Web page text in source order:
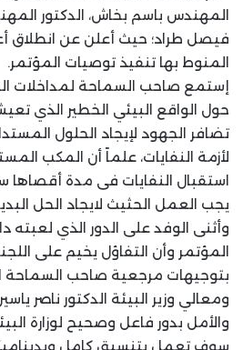
المهندس باسم بخاش، الدكتور
فيصل طراد؛ حيث أعلن عن انطلاق
المنوط بها تنفيذ توصيات المؤتمر.
إستمع صاحب السماحة لمداخلات
حول الواقع البيئي الخطير الذي
تضافر الجهود لإيجاد الحلول
لأزمة النفايات، علماً أن المكب
استقبال النفايات فى مدة أقصاها
يجب العمل الحثيث لايجاد الحل
وأثنى الوفد على الدور الذي لعبته
المؤتمر وأن التفاؤل يخيم على
بتوجيهات مرجعية صاحب السماحة
ومعالي وزير البيئة الدكتور ناصر
والأمل بدور فاعل وصحيح لوزارة
سوف تعمل بتنسيق کامل